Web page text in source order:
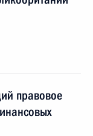
правовое